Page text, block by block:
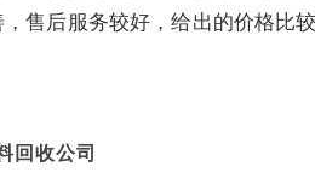
售后服务较好，给出的价格比
回收公司